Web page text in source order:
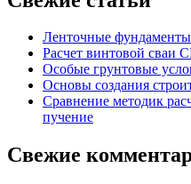
Ленточные
Расчет винтовой сваи
Особые грунтовые
Основы создания
Сравнение методик
пучение
Свежие